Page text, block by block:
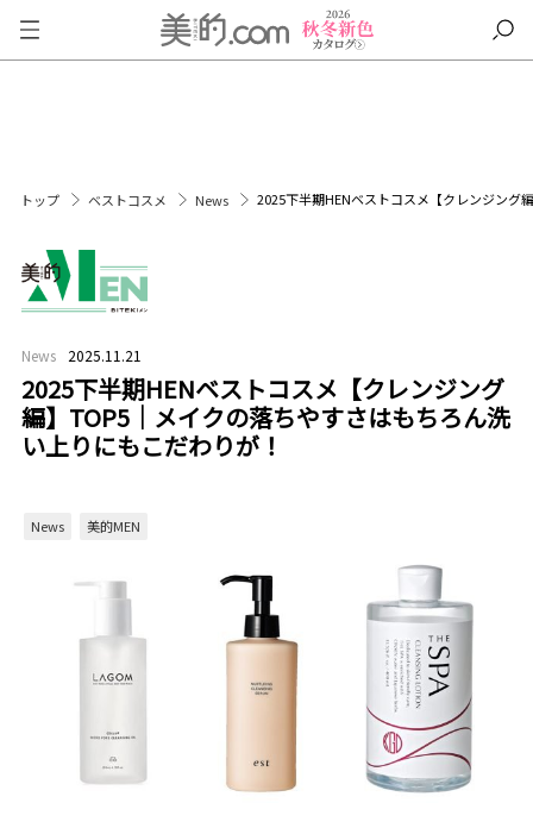
トップ ベストコスメ News 2025下半期HENベストコスメ【クレンジング
News 2025.11.21
2025下半期HENベストコスメ【クレンジング
編】TOP5｜メイクの落ちやすさはもちろん洗
い上りにもこだわりが！
News 美的MEN